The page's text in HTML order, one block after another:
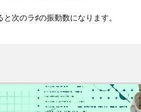
次のラ♯の振動数になります。